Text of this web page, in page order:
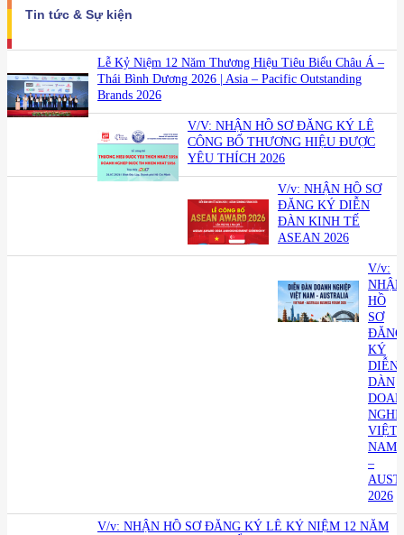
Tin tức & Sự kiện
Lễ Kỷ Niệm 12 Năm Thương Hiệu Tiêu Biểu Châu Á –
Thái Bình Dương 2026 | Asia – Pacific Outstanding
Brands 2026
V/V: NHẬN HỒ SƠ ĐĂNG KÝ LỄ
CÔNG BỐ THƯƠNG HIỆU ĐƯỢC
YÊU THÍCH 2026
V/v: NHẬN HỒ SƠ
ĐĂNG KÝ DIỄN
ĐÀN KINH TẾ
ASEAN 2026
V/v:
NHẬN
HỒ
SƠ
ĐĂNG
KÝ
DIỄN
DÀN
VIỆT
NAM
–
2026
V/v: NHẬN HỒ SƠ ĐĂNG KÝ LỄ KỶ NIỆM 12 NĂM